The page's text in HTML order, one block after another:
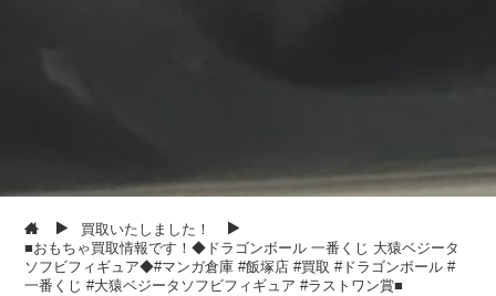
買取いたしました！
■おもちゃ買取情報です！◆ドラゴンボール 一番くじ 大猿ベジータ
ソフビフィギュア◆#マンガ倉庫 #飯塚店 #買取 #ドラゴンボール #
一番くじ #大猿ベジータソフビフィギュア #ラストワン賞■